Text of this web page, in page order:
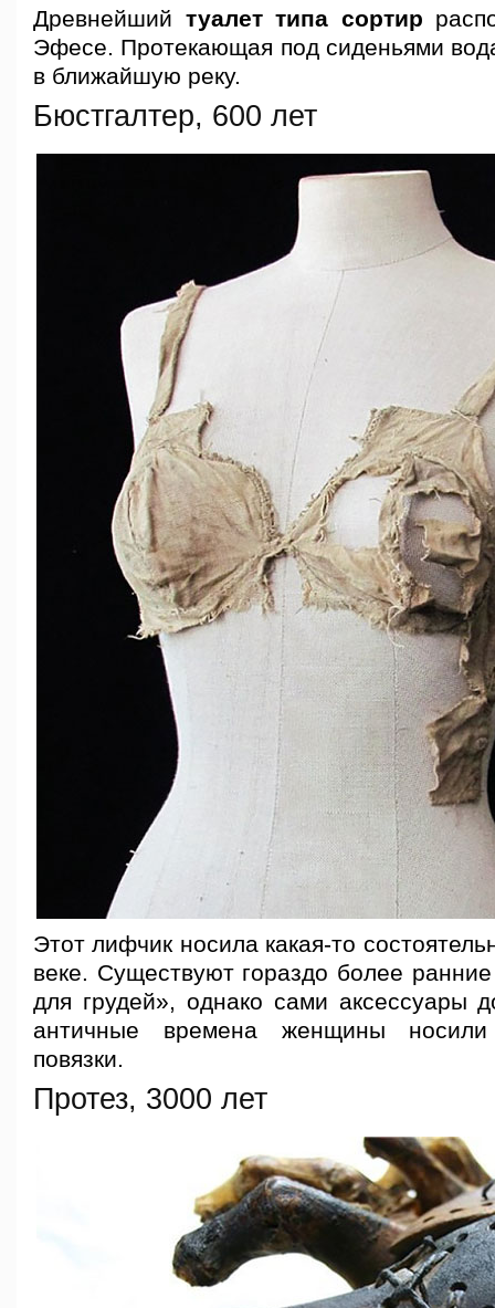
Древнейший туалет типа сортир
Эфесе. Протекающая под сиденьями
в ближайшую реку.
Бюстгалтер, 600 лет
Этот лифчик носила какая-то
веке. Существуют гораздо более
для грудей», однако сами аксессуары
античные времена женщины
повязки.
Протез, 3000 лет